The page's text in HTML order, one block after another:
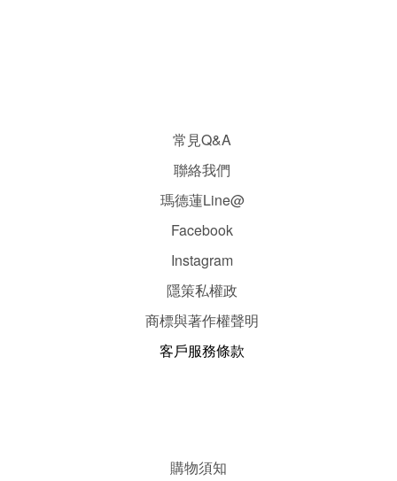
常見Q&A
聯絡我們
瑪德蓮Line@
Facebook
Instagram
隱策私權政
商標與著作權聲明
客戶服務條款
購物須知